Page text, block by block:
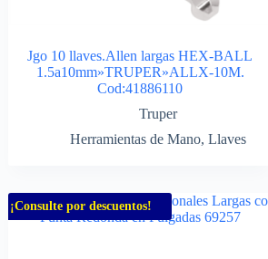
Jgo 10 llaves.Allen largas HEX-BALL
1.5a10mm»TRUPER»ALLX-10M.
Cod:41886110
Truper
Herramientas de Mano, Llaves
¡Consulte por descuentos!